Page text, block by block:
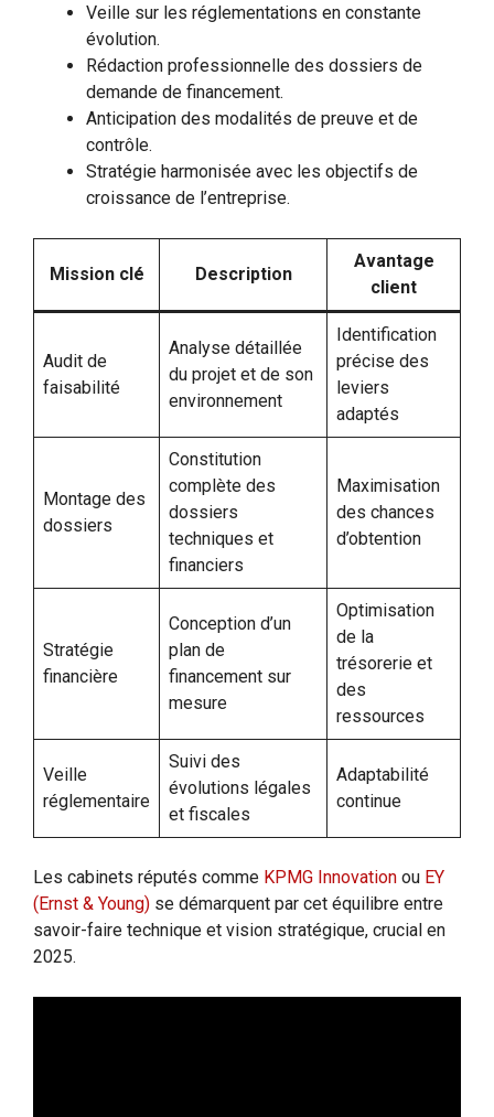
Veille sur les réglementations en constante
évolution.
Rédaction professionnelle des dossiers de
demande de financement.
Anticipation des modalités de preuve et de
contrôle.
Stratégie harmonisée avec les objectifs de
croissance de l’entreprise.
Mission clé Description
Avantage
client
Audit de
faisabilité
Analyse détaillée
du projet et de son
environnement
Identification
précise des
leviers
adaptés
Montage des
dossiers
Constitution
complète des
dossiers
techniques et
financiers
Maximisation
des chances
d’obtention
Stratégie
financière
Conception d’un
plan de
financement sur
mesure
Optimisation
de la
trésorerie et
des
ressources
Veille
réglementaire
Suivi des
évolutions légales
et fiscales
Adaptabilité
continue
Les cabinets réputés comme KPMG Innovation ou EY
(Ernst & Young) se démarquent par cet équilibre entre
savoir-faire technique et vision stratégique, crucial en
2025.